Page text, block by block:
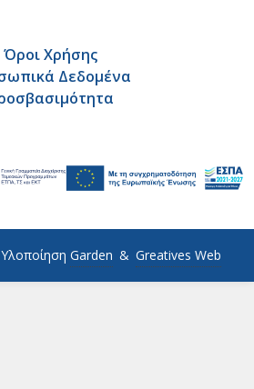
Όροι Χρήσης
Δεδομένα
Υλοποίηση Garden & Greatives Web